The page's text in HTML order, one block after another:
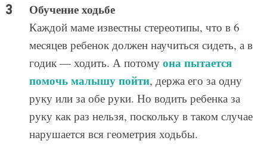
Обучение ходьбе
Каждой маме известны стереотипы, что в 6
месяцев ребенок должен научиться сидеть, а в
годик — ходить. А потому она пытается
помочь малышу пойти, держа его за одну
руку или за обе руки. Но водить ребенка за
руку как раз нельзя, поскольку в таком случае
нарушается вся геометрия ходьбы.